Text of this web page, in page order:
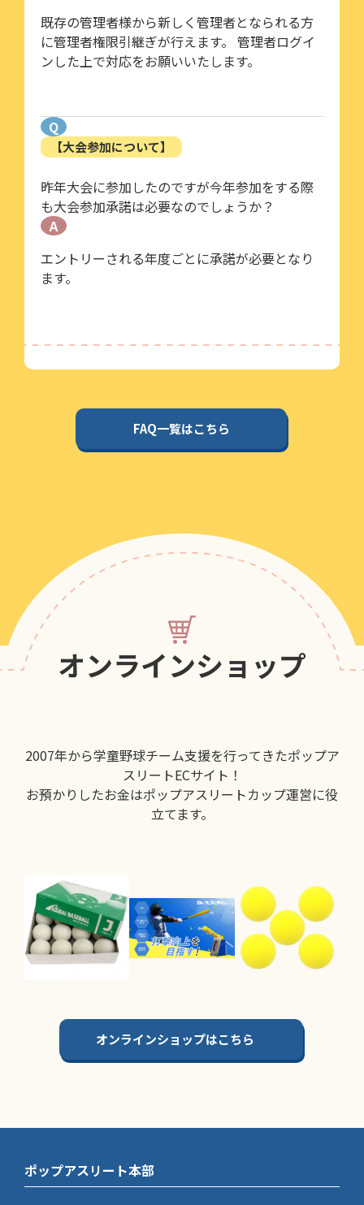
既存の管理者様から新しく管理者となられる方
に管理者権限引継ぎが行えます。 管理者ログイ
ンした上で対応をお願いいたします。
Q
【大会参加について】
昨年大会に参加したのですが今年参加をする際
も大会参加承諾は必要なのでしょうか？
A
エントリーされる年度ごとに承諾が必要となり
ます。
FAQ一覧はこちら
オンラインショップ
2007年から学童野球チーム支援を行ってきたポップア
スリートECサイト！
お預かりしたお金はポップアスリートカップ運営に役
立てます。
オンラインショップはこちら
ポップアスリート本部